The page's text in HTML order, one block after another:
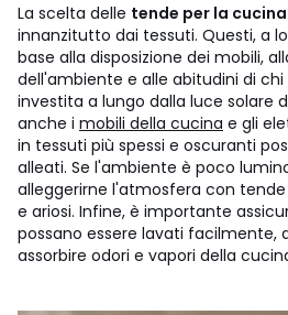
La scelta delle tende per la
innanzitutto dai tessuti. Questi, a
base alla disposizione dei mobili,
dell'ambiente e alle abitudini di chi
investita a lungo dalla luce solare
anche i mobili della cucina e gli
in tessuti più spessi e oscuranti
alleati. Se l'ambiente è poco
alleggerirne l'atmosfera con
e ariosi. Infine, è importante
possano essere lavati facilmente,
assorbire odori e vapori della